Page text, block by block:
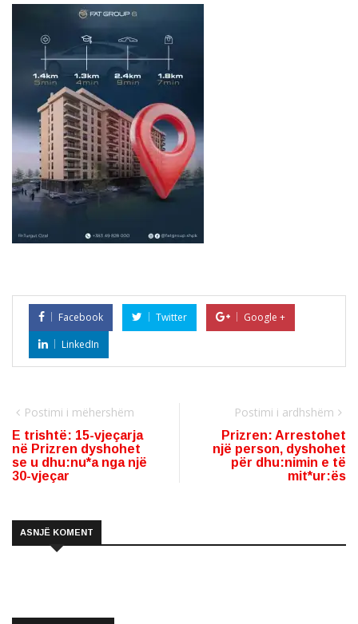
Facebook Twitter
Google +
LinkedIn
Postimi i mëhershëm
E trishtë: 15-vjeçarja
në Prizren dyshohet
se u dhu:nu*a nga një
30-vjeçar
Postimi i ardhshëm
Prizren: Arrestohet
një person, dyshohet
për dhu:nimin e të
mit*ur:ës
ASNJË KOMENT